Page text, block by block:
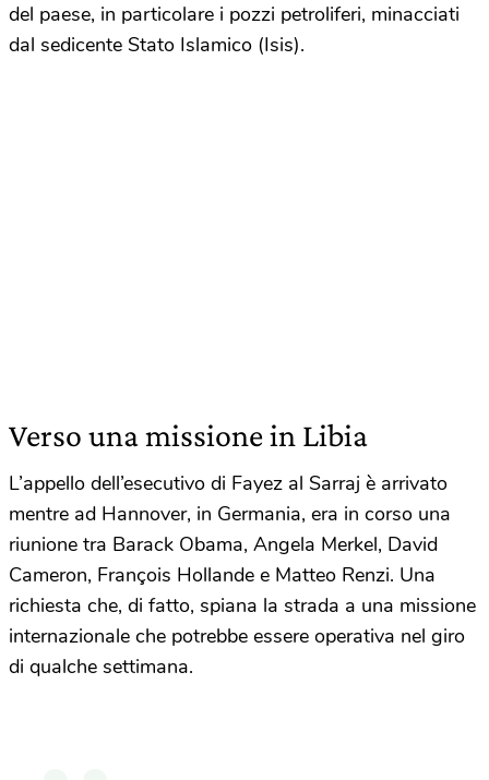
del paese, in particolare i pozzi petroliferi, minacciati
dal sedicente Stato Islamico (Isis).
Verso una missione in Libia
L’appello dell’esecutivo di Fayez al Sarraj è arrivato
mentre ad Hannover, in Germania, era in corso una
riunione tra Barack Obama, Angela Merkel, David
Cameron, François Hollande e Matteo Renzi. Una
richiesta che, di fatto, spiana la strada a una missione
internazionale che potrebbe essere operativa nel giro
di qualche settimana.